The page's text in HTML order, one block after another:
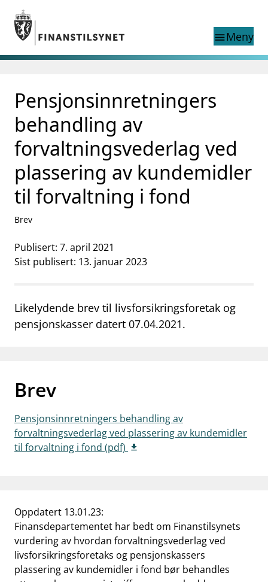
Gå til hovedinnhold
Gå til søkesiden
menuMeny
nettstedet
language
English
exist in English
English home page
Aktuelt
Finanstilsynets registre
Tema
Forbrukerinformasjon
mail_outline Kontakt oss
dashboardInformasjon for investorer
Pensjonsinnretningers
behandling av
forvaltningsvederlag ved
plassering av kundemidler
til forvaltning i fond
Brev
Publisert: 7. april 2021
Sist publisert: 13. januar 2023
Likelydende brev til livsforsikringsforetak og
pensjonskasser datert 07.04.2021.
Brev
Pensjonsinnretningers behandling av
forvaltningsvederlag ved plassering av kundemidler
til forvaltning i fond (pdf)
Oppdatert 13.01.23:
Finansdepartementet har bedt om Finanstilsynets
vurdering av hvordan forvaltningsvederlag ved
livsforsikringsforetaks og pensjonskassers
plassering av kundemidler i fond bør behandles